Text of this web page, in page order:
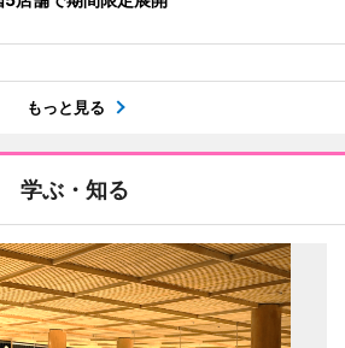
もっと見る
学ぶ・知る